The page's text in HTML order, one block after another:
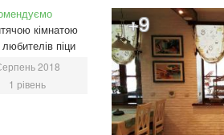
кімнатою
піци
2018
1 рівень
+9